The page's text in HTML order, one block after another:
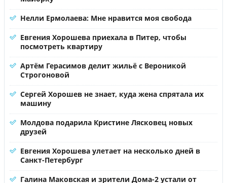
Нелли Ермолаева: Мне нравится моя свобода
Евгения Хорошева приехала в Питер, чтобы
посмотреть квартиру
Артём Герасимов делит жильё с Вероникой
Строгоновой
Сергей Хорошев не знает, куда жена спрятала их
машину
Молдова подарила Кристине Лясковец новых
друзей
Евгения Хорошева улетает на несколько дней в
Санкт-Петербург
Галина Маковская и зрители Дома-2 устали от